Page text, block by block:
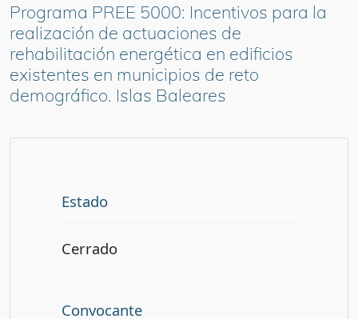
Programa PREE 5000: Incentivos para la
realización de actuaciones de
rehabilitación energética en edificios
existentes en municipios de reto
demográfico. Islas Baleares
Estado
Cerrado
Convocante